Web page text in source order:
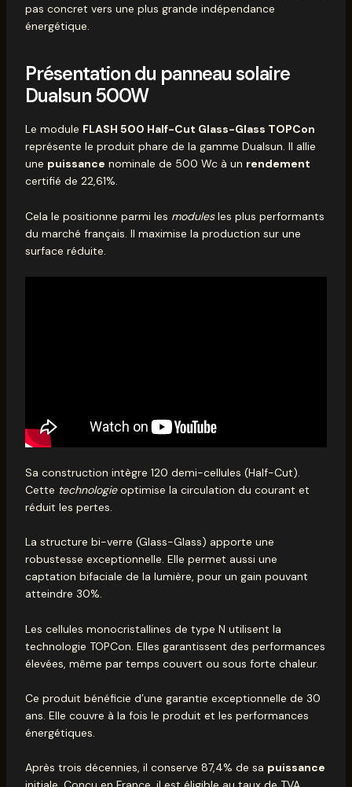
pas concret vers une plus grande indépendance
énergétique.
Présentation du panneau solaire
Dualsun 500W
Le module FLASH 500 Half-Cut Glass-Glass TOPCon
représente le produit phare de la gamme Dualsun. Il allie
une puissance nominale de 500 Wc à un rendement
certifié de 22,61%.
Cela le positionne parmi les modulesles plus performants
du marché français. Il maximise la production sur une
surface réduite.
Sa construction intègre 120 demi-cellules (Half-Cut).
Cette technologieoptimise la circulation du courant et
réduit les pertes.
La structure bi-verre (Glass-Glass) apporte une
robustesse exceptionnelle. Elle permet aussi une
captation bifaciale de la lumière, pour un gain pouvant
atteindre 30%.
Les cellules monocristallines de type N utilisent la
technologie TOPCon. Elles garantissent des performances
élevées, même par temps couvert ou sous forte chaleur.
Ce produit bénéficie d’une garantie exceptionnelle de 30
ans. Elle couvre à la fois le produit et les performances
énergétiques.
Après trois décennies, il conserve 87,4% de sa puissance